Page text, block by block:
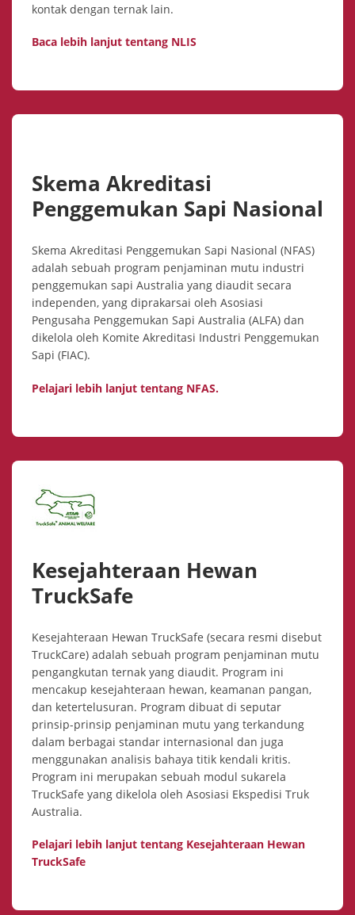
kontak dengan ternak lain.
Baca lebih lanjut tentang NLIS
Skema Akreditasi
Penggemukan Sapi Nasional
Skema Akreditasi Penggemukan Sapi Nasional (NFAS)
adalah sebuah program penjaminan mutu industri
penggemukan sapi Australia yang diaudit secara
independen, yang diprakarsai oleh Asosiasi
Pengusaha Penggemukan Sapi Australia (ALFA) dan
dikelola oleh Komite Akreditasi Industri Penggemukan
Sapi (FIAC).
Pelajari lebih lanjut tentang NFAS.
Kesejahteraan Hewan
TruckSafe
Kesejahteraan Hewan TruckSafe (secara resmi disebut
TruckCare) adalah sebuah program penjaminan mutu
pengangkutan ternak yang diaudit. Program ini
mencakup kesejahteraan hewan, keamanan pangan,
dan ketertelusuran. Program dibuat di seputar
prinsip-prinsip penjaminan mutu yang terkandung
dalam berbagai standar internasional dan juga
menggunakan analisis bahaya titik kendali kritis.
Program ini merupakan sebuah modul sukarela
TruckSafe yang dikelola oleh Asosiasi Ekspedisi Truk
Australia.
Pelajari lebih lanjut tentang Kesejahteraan Hewan
TruckSafe